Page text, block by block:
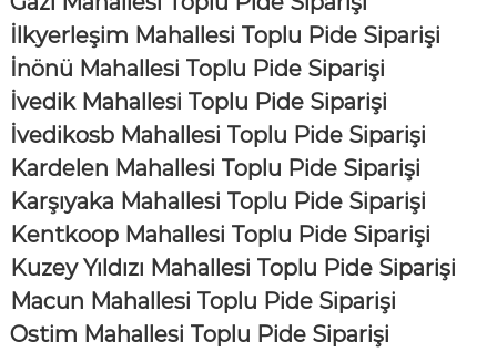
İlkyerleşim Mahallesi Toplu Pide Siparişi
İnönü Mahallesi Toplu Pide Siparişi
İvedik Mahallesi Toplu Pide Siparişi
İvedikosb Mahallesi Toplu Pide Siparişi
Kardelen Mahallesi Toplu Pide Siparişi
Karşıyaka Mahallesi Toplu Pide Siparişi
Kentkoop Mahallesi Toplu Pide Siparişi
Kuzey Yıldızı Mahallesi Toplu Pide Siparişi
Macun Mahallesi Toplu Pide Siparişi
Ostim Mahallesi Toplu Pide Siparişi